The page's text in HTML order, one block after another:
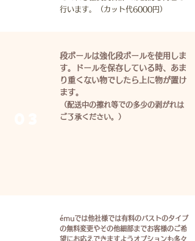
行います。（カット代6000円）
段ボールは強化段ボールを使用しま
す。
ドールを保存している時、あま
り重くない物でしたら上に物が置け
ます。
（配送中の擦れ等での多少の剥がれは
ご了承ください。）
émuでは他社様では有料のバストのタイプ
の無料変更やその他細部までお客様のご希
望にお応えできますようオプションも多々